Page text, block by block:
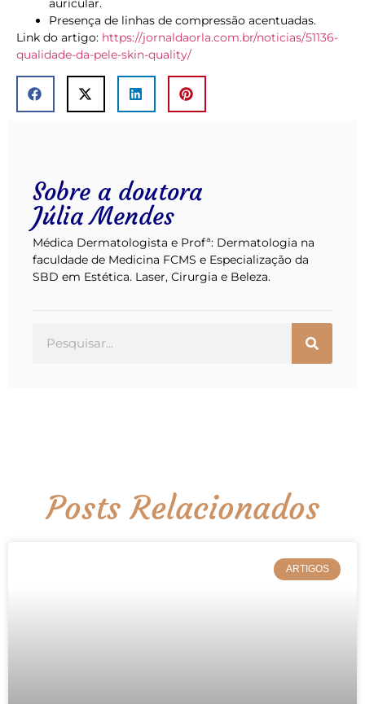
auricular.
Presença de linhas de compressão acentuadas.
Link do artigo: https://jornaldaorla.com.br/noticias/51136-
qualidade-da-pele-skin-quality/
Sobre a doutora
Júlia Mendes
Médica Dermatologista e Profª: Dermatologia na
faculdade de Medicina FCMS e Especialização da
SBD em Estética. Laser, Cirurgia e Beleza.
Posts Relacionados
ARTIGOS